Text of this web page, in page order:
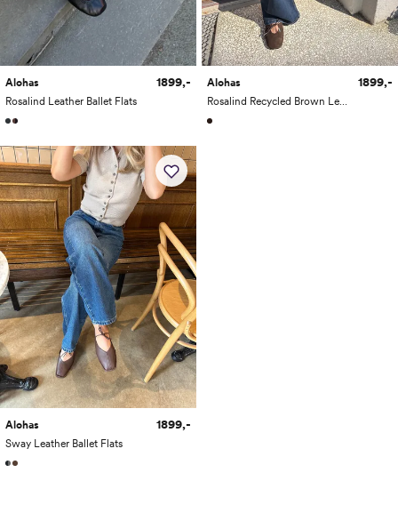
Alohas
Rosalind Leather Ballet Flats
1899,-
Alohas
Rosalind Recycled Brown Leather Ballet Flats
1899,-
Alohas
Sway Leather Ballet Flats
1899,-